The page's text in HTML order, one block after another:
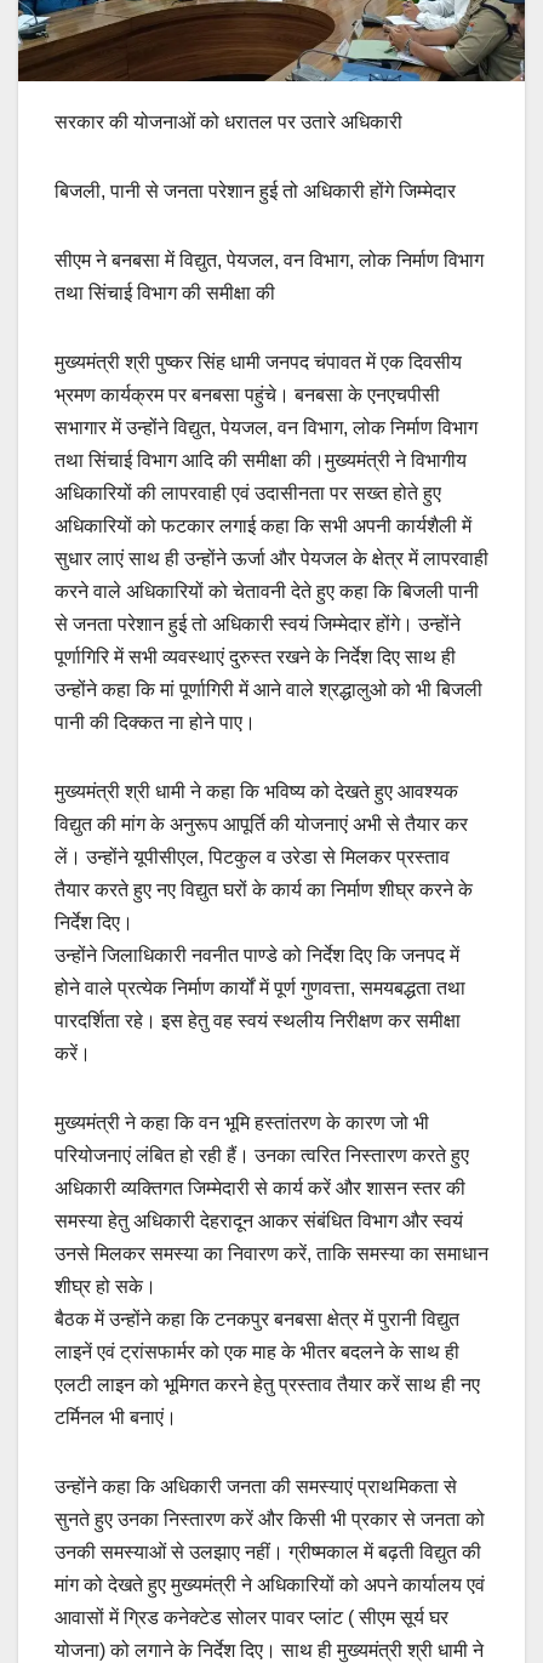
सरकार की योजनाओं को धरातल पर उतारे अधिकारी
बिजली, पानी से जनता परेशान हुई तो अधिकारी होंगे जिम्मेदार
सीएम ने बनबसा में विद्युत, पेयजल, वन विभाग, लोक निर्माण विभाग
तथा सिंचाई विभाग की समीक्षा की
मुख्यमंत्री श्री पुष्कर सिंह धामी जनपद चंपावत में एक दिवसीय
भ्रमण कार्यक्रम पर बनबसा पहुंचे। बनबसा के एनएचपीसी
सभागार में उन्होंने विद्युत, पेयजल, वन विभाग, लोक निर्माण विभाग
तथा सिंचाई विभाग आदि की समीक्षा की।मुख्यमंत्री ने विभागीय
अधिकारियों की लापरवाही एवं उदासीनता पर सख्त होते हुए
अधिकारियों को फटकार लगाई कहा कि सभी अपनी कार्यशैली में
सुधार लाएं साथ ही उन्होंने ऊर्जा और पेयजल के क्षेत्र में लापरवाही
करने वाले अधिकारियों को चेतावनी देते हुए कहा कि बिजली पानी
से जनता परेशान हुई तो अधिकारी स्वयं जिम्मेदार होंगे। उन्होंने
पूर्णागिरि में सभी व्यवस्थाएं दुरुस्त रखने के निर्देश दिए साथ ही
उन्होंने कहा कि मां पूर्णागिरी में आने वाले श्रद्धालुओ को भी बिजली
पानी की दिक्कत ना होने पाए।
मुख्यमंत्री श्री धामी ने कहा कि भविष्य को देखते हुए आवश्यक
विद्युत की मांग के अनुरूप आपूर्ति की योजनाएं अभी से तैयार कर
लें। उन्होंने यूपीसीएल, पिटकुल व उरेडा से मिलकर प्रस्ताव
तैयार करते हुए नए विद्युत घरों के कार्य का निर्माण शीघ्र करने के
निर्देश दिए।
उन्होंने जिलाधिकारी नवनीत पाण्डे को निर्देश दिए कि जनपद में
होने वाले प्रत्येक निर्माण कार्यों में पूर्ण गुणवत्ता, समयबद्धता तथा
पारदर्शिता रहे। इस हेतु वह स्वयं स्थलीय निरीक्षण कर समीक्षा
करें।
मुख्यमंत्री ने कहा कि वन भूमि हस्तांतरण के कारण जो भी
परियोजनाएं लंबित हो रही हैं। उनका त्वरित निस्तारण करते हुए
अधिकारी व्यक्तिगत जिम्मेदारी से कार्य करें और शासन स्तर की
समस्या हेतु अधिकारी देहरादून आकर संबंधित विभाग और स्वयं
उनसे मिलकर समस्या का निवारण करें, ताकि समस्या का समाधान
शीघ्र हो सके।
बैठक में उन्होंने कहा कि टनकपुर बनबसा क्षेत्र में पुरानी विद्युत
लाइनें एवं ट्रांसफार्मर को एक माह के भीतर बदलने के साथ ही
एलटी लाइन को भूमिगत करने हेतु प्रस्ताव तैयार करें साथ ही नए
टर्मिनल भी बनाएं।
उन्होंने कहा कि अधिकारी जनता की समस्याएं प्राथमिकता से
सुनते हुए उनका निस्तारण करें और किसी भी प्रकार से जनता को
उनकी समस्याओं से उलझाए नहीं। ग्रीष्मकाल में बढ़ती विद्युत की
मांग को देखते हुए मुख्यमंत्री ने अधिकारियों को अपने कार्यालय एवं
आवासों में ग्रिड कनेक्टेड सोलर पावर प्लांट ( सीएम सूर्य घर
योजना) को लगाने के निर्देश दिए। साथ ही मुख्यमंत्री श्री धामी ने